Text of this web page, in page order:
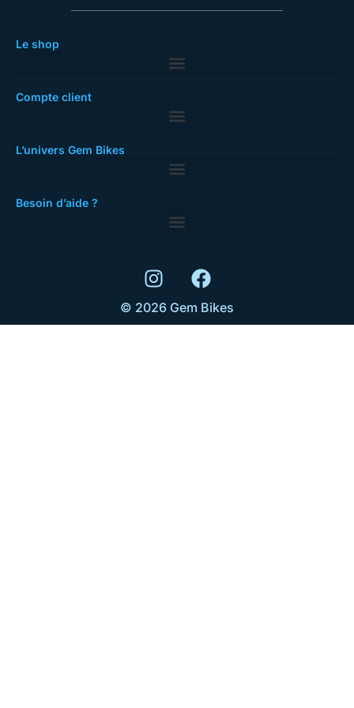
Le shop
Compte client
L’univers Gem Bikes
Besoin d’aide ?
© 2026 Gem Bikes